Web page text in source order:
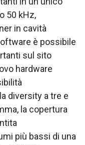
50 kHz,
in cavità
è possibile
sul sito
hardware
diversity a tre e
la copertura
più bassi di una